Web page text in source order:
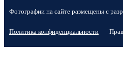
Фотографии на сайте размещены с
Политика конфиденциальности